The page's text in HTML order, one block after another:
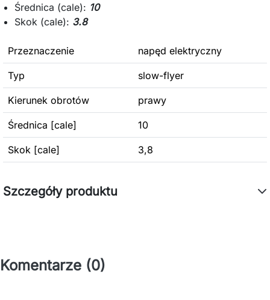
Średnica (cale): 10
Skok (cale): 3.8
Przeznaczenie napęd elektryczny
Typ slow-flyer
Kierunek obrotów prawy
Średnica [cale] 10
Skok [cale] 3,8
Szczegóły produktu
Komentarze (0)